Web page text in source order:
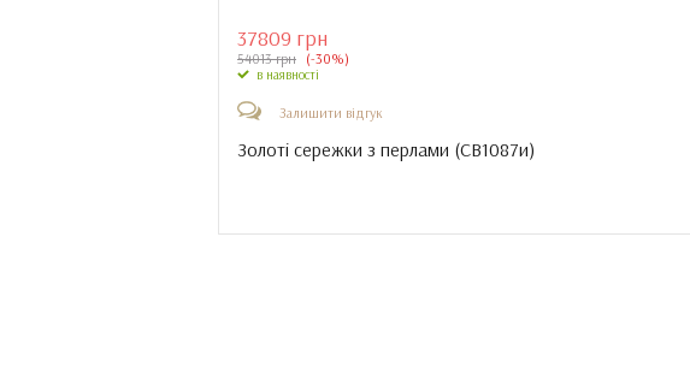
37809 грн
54013 грн (-30%)
в наявності
Залишити відгук
Золоті сережки з перлами (СВ1087и)